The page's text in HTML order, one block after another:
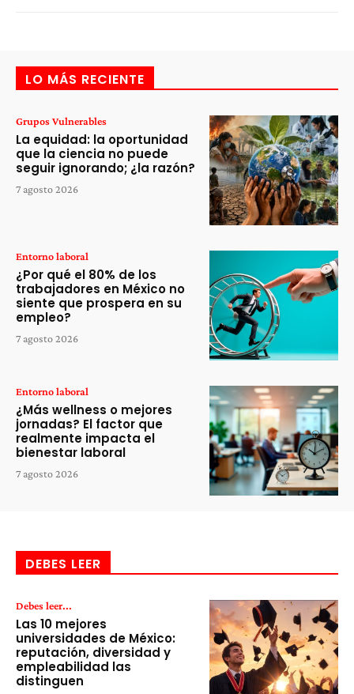
LO MÁS RECIENTE
Grupos Vulnerables
La equidad: la oportunidad
que la ciencia no puede
seguir ignorando; ¿la razón?
7 agosto 2026
Entorno laboral
¿Por qué el 80% de los
trabajadores en México no
siente que prospera en su
empleo?
7 agosto 2026
Entorno laboral
¿Más wellness o mejores
jornadas? El factor que
realmente impacta el
bienestar laboral
7 agosto 2026
DEBES LEER
Debes leer...
Las 10 mejores
universidades de México:
reputación, diversidad y
empleabilidad las
distinguen